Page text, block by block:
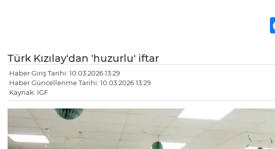
Türk Kızılay'dan 'huzurlu' iftar
Haber Giriş Tarihi: 10.03.2026 13:29
Haber Güncellenme Tarihi: 10.03.2026 13:29
Kaynak: IGF